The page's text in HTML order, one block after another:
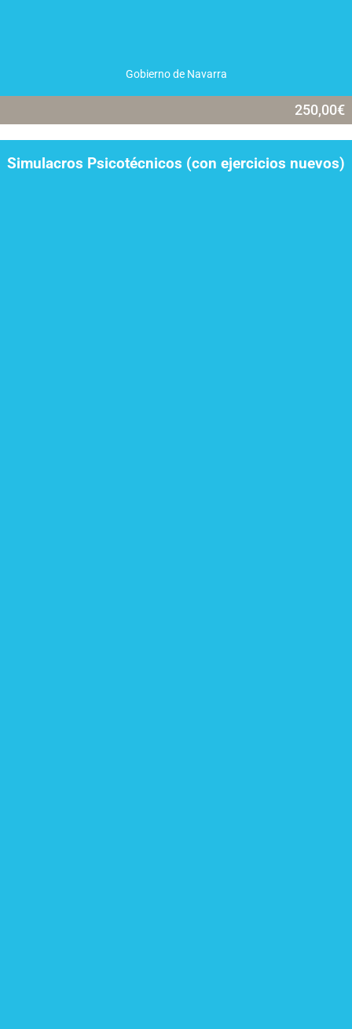
Gobierno de Navarra
250,00€
Simulacros Psicotécnicos (con ejercicios nuevos)